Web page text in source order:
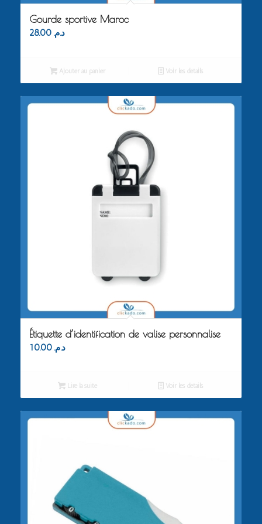
Gourde sportive Maroc
د.م. 28.00
Ajouter au panier Voir les détails
Étiquette d’identification de valise personnalise
د.م. 10.00
Lire la suite Voir les détails